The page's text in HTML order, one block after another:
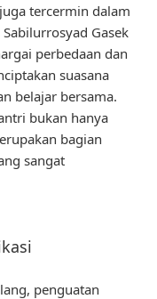
tercermin dalam
Gasek
perbedaan dan
suasana
belajar bersama.
bukan hanya
bagian
sangat
penguatan